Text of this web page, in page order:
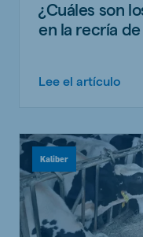
¿Cuáles son
en la recría
Lee el artículo
Kaliber